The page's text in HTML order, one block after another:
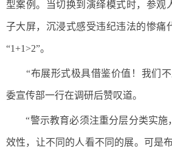
型案例。当切换到演绎模式时，参观
子大屏，沉浸式感受违纪违法的惨痛
“1+1>2”。
“布展形式极具借鉴价值！我们不
委宣传部一行在调研后赞叹道。
“警示教育必须注重分层分类实施
效性，让不同的人看不同的展。可